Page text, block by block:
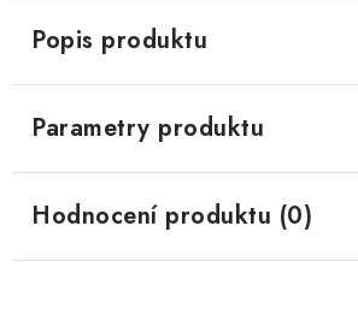
Popis produktu
Parametry produktu
Hodnocení produktu (0)